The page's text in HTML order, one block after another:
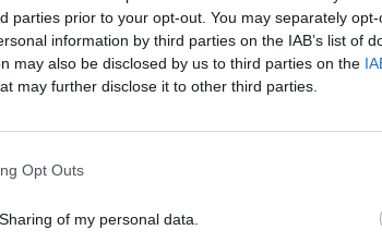
parties prior to your opt-out. You may separately
information by third parties on the IAB’s list of
may also be disclosed by us to third parties on the
may further disclose it to other third parties.
Opt Outs
of my personal data.